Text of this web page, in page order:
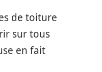
de toiture
sur tous
en fait